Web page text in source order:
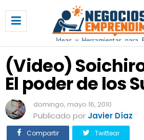
i
d
o
)
S
o
i
c
h
(Video)
El poder de los
domingo, mayo 16, 2010
Publicado por Javier Díaz
Compartir Twittear